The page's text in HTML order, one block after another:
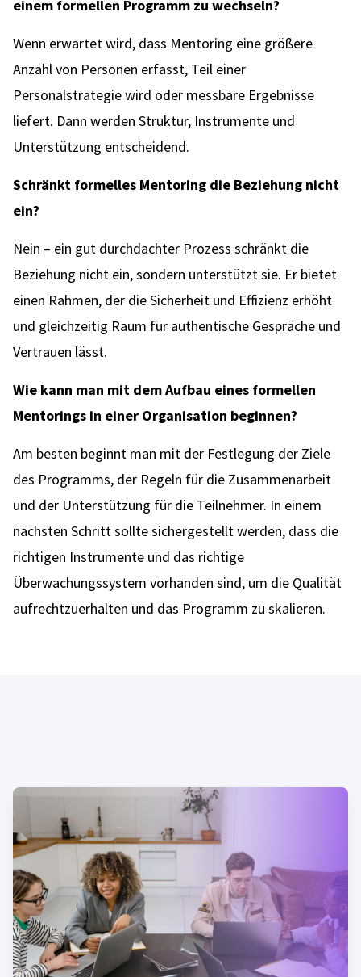
einem formellen Programm zu wechseln?
Wenn erwartet wird, dass Mentoring eine größere
Anzahl von Personen erfasst, Teil einer
Personalstrategie wird oder messbare Ergebnisse
liefert. Dann werden Struktur, Instrumente und
Unterstützung entscheidend.
Schränkt formelles Mentoring die Beziehung nicht
ein?
Nein – ein gut durchdachter Prozess schränkt die
Beziehung nicht ein, sondern unterstützt sie. Er bietet
einen Rahmen, der die Sicherheit und Effizienz erhöht
und gleichzeitig Raum für authentische Gespräche und
Vertrauen lässt.
Wie kann man mit dem Aufbau eines formellen
Mentorings in einer Organisation beginnen?
Am besten beginnt man mit der Festlegung der Ziele
des Programms, der Regeln für die Zusammenarbeit
und der Unterstützung für die Teilnehmer. In einem
nächsten Schritt sollte sichergestellt werden, dass die
richtigen Instrumente und das richtige
Überwachungssystem vorhanden sind, um die Qualität
aufrechtzuerhalten und das Programm zu skalieren.